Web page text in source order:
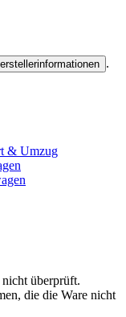
.
& Umzug
überprüft.
die die Ware nicht